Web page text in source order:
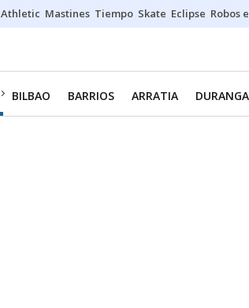
Athletic Mastines Tiempo Skate Eclipse Robos
BILBAO BARRIOS ARRATIA